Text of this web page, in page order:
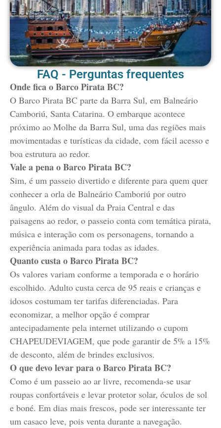
FAQ - Perguntas frequentes
Onde fica o Barco Pirata BC?
O Barco Pirata BC parte da Barra Sul, em Balneário
Camboriú, Santa Catarina. O embarque acontece
próximo ao Molhe da Barra Sul, uma das regiões mais
movimentadas e turísticas da cidade, com fácil acesso e
boa estrutura ao redor.
Vale a pena o Barco Pirata BC?
Sim, é um passeio divertido e diferente para quem quer
conhecer a orla de Balneário Camboriú por outro
ângulo. Além do visual da Praia Central e das
paisagens ao redor, o passeio conta com temática pirata,
música e interação com os personagens, tornando a
experiência animada para todas as idades.
Quanto custa o Barco Pirata BC?
Os valores variam conforme a temporada e o horário
escolhido. Adulto custa cerca de 95 reais e crianças e
idosos costumam ter tarifas diferenciadas. Para
economizar, a melhor opção é comprar
antecipadamente pela internet utilizando o cupom
CHAPEUDEVIAGEM, que pode garantir de 5% a 15%
de desconto, além de brindes exclusivos.
O que devo levar para o Barco Pirata BC?
Como é um passeio ao ar livre, recomenda-se usar
roupas confortáveis e levar protetor solar, óculos de sol
e boné. Em dias mais frescos, pode ser interessante ter
um casaco leve, pois venta durante a navegação.